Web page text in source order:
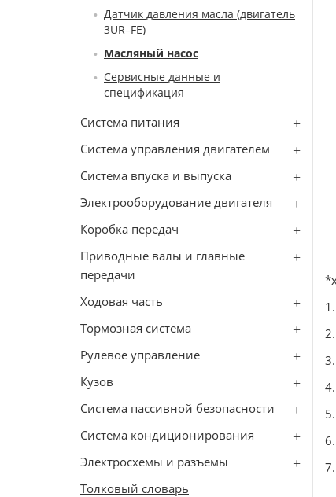
Датчик давления масла (двигатель
3UR–FE)
Масляный насос
Сервисные данные и
спецификация
Система питания
Система управления двигателем
Система впуска и выпуска
Электрооборудование двигателя
Коробка передач
Приводные валы и главные
передачи
Ходовая часть
Тормозная система
Рулевое управление
Кузов
Система пассивной безопасности
Система кондиционирования
Электросхемы и разъемы
Толковый словарь